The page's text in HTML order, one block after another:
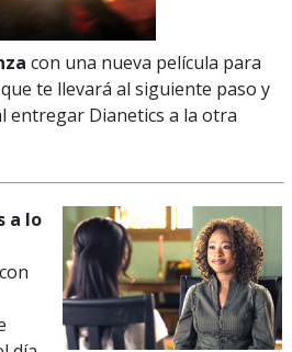
con una nueva película para
te llevará al siguiente paso y
entregar Dianetics a la otra
a lo